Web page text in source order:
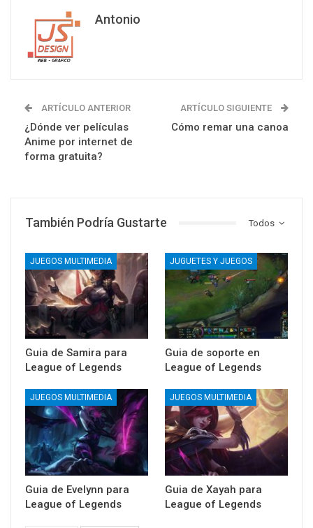
Antonio
ARTÍCULO ANTERIOR
¿Dónde ver películas
Anime por internet de
forma gratuita?
ARTÍCULO SIGUIENTE
Cómo remar una canoa
Todos
También Podría Gustarte
JUEGOS MULTIMEDIA
Guia de Samira para
League of Legends
JUGUETES Y JUEGOS
Guia de soporte en
League of Legends
JUEGOS MULTIMEDIA
Guia de Evelynn para
League of Legends
JUEGOS MULTIMEDIA
Guia de Xayah para
League of Legends